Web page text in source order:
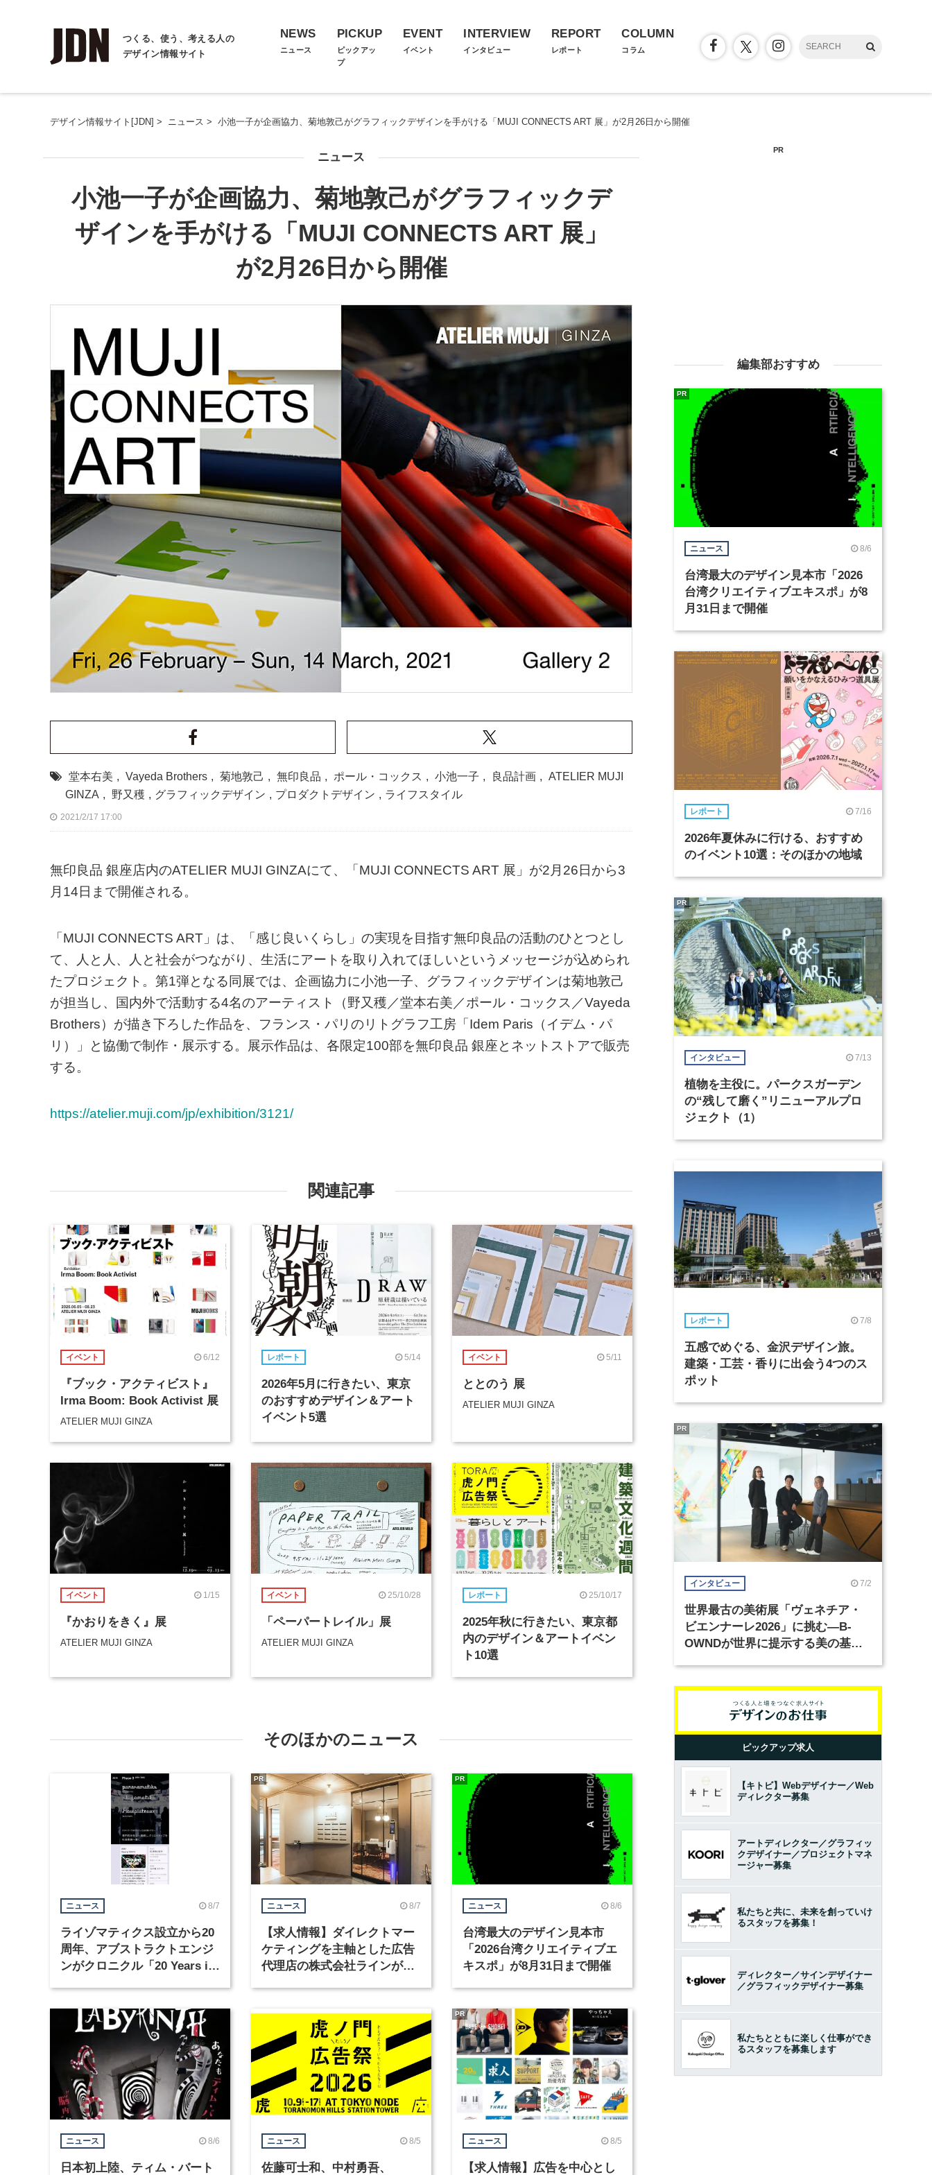
つくる、使う、考える人の
デザイン情報サイト
NEWS
ニュース
PICKUP
ピックアッ
プ
EVENT
イベント
INTERVIEW
インタビュー
REPORT
レポート
COLUMN
コラム
デザイン情報サイト[JDN] > ニュース > 小池一子が企画協力、菊地敦己がグラフィックデザインを手がける「MUJI CONNECTS ART 展」が2月26日から開催
ニュース
小池一子が企画協力、菊地敦己がグラフィックデ
ザインを手がける「MUJI CONNECTS ART 展」
が2月26日から開催
堂本右美 , Vayeda Brothers , 菊地敦己 , 無印良品 , ポール・コックス , 小池一子 , 良品計画 , ATELIER MUJI
GINZA , 野又穫 , グラフィックデザイン , プロダクトデザイン , ライフスタイル
2021/2/17 17:00
無印良品 銀座店内のATELIER MUJI GINZAにて、「MUJI CONNECTS ART 展」が2月26日から3
月14日まで開催される。
「MUJI CONNECTS ART」は、「感じ良いくらし」の実現を目指す無印良品の活動のひとつとし
て、人と人、人と社会がつながり、生活にアートを取り入れてほしいというメッセージが込められ
たプロジェクト。第1弾となる同展では、企画協力に小池一子、グラフィックデザインは菊地敦己
が担当し、国内外で活動する4名のアーティスト（野又穫／堂本右美／ポール・コックス／Vayeda
Brothers）が描き下ろした作品を、フランス・パリのリトグラフ工房「Idem Paris（イデム・パ
リ）」と協働で制作・展示する。展示作品は、各限定100部を無印良品 銀座とネットストアで販売
する。
https://atelier.muji.com/jp/exhibition/3121/
関連記事
イベント 6/12
『ブック・アクティビスト』
Irma Boom: Book Activist 展
ATELIER MUJI GINZA
レポート 5/14
2026年5月に行きたい、東京
のおすすめデザイン＆アート
イベント5選
イベント 5/11
ととのう 展
ATELIER MUJI GINZA
イベント 1/15
『かおりをきく』展
ATELIER MUJI GINZA
イベント 25/10/28
「ペーパートレイル」展
ATELIER MUJI GINZA
レポート 25/10/17
2025年秋に行きたい、東京都
内のデザイン＆アートイベン
ト10選
そのほかのニュース
ニュース 8/7
ライゾマティクス設立から20
周年、アブストラクトエンジ
ンがクロニクル「20 Years in
ニュース 8/7
【求人情報】ダイレクトマー
ケティングを主軸とした広告
代理店の株式会社ラインが、
PR
ニュース 8/6
台湾最大のデザイン見本市
「2026台湾クリエイティブエ
キスポ」が8月31日まで開催
PR
ニュース 8/6
日本初上陸、ティム・バート
ニュース 8/5
佐藤可士和、中村勇吾、
ニュース 8/5
【求人情報】広告を中心とし
PR
PR
編集部おすすめ
ニュース 8/6
台湾最大のデザイン見本市「2026
台湾クリエイティブエキスポ」が8
月31日まで開催
PR
レポート 7/16
2026年夏休みに行ける、おすすめ
のイベント10選：そのほかの地域
インタビュー 7/13
植物を主役に。パークスガーデン
の“残して磨く”リニューアルプロ
ジェクト（1）
PR
レポート 7/8
五感でめぐる、金沢デザイン旅。
建築・工芸・香りに出会う4つのス
ポット
インタビュー 7/2
世界最古の美術展「ヴェネチア・
ビエンナーレ2026」に挑む―B-
OWNDが世界に提示する美の基準
PR
ピックアップ求人
【キトビ】Webデザイナー／Web
ディレクター募集
アートディレクター／グラフィッ
クデザイナー／プロジェクトマネ
ージャー募集
私たちと共に、未来を創っていけ
るスタッフを募集！
ディレクター／サインデザイナー
／グラフィックデザイナー募集
私たちとともに楽しく仕事ができ
るスタッフを募集します